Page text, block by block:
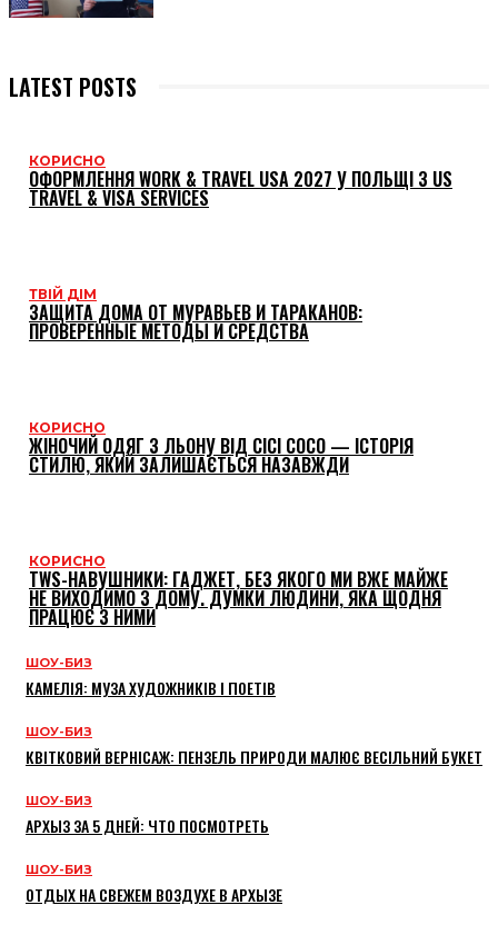
LATEST POSTS
КОРИСНО
ОФОРМЛЕННЯ WORK & TRAVEL USA 2027 У ПОЛЬЩІ З US
TRAVEL & VISA SERVICES
ТВІЙ ДІМ
ЗАЩИТА ДОМА ОТ МУРАВЬЕВ И ТАРАКАНОВ:
ПРОВЕРЕННЫЕ МЕТОДЫ И СРЕДСТВА
КОРИСНО
ЖІНОЧИЙ ОДЯГ З ЛЬОНУ ВІД CICI COCO — ІСТОРІЯ
СТИЛЮ, ЯКИЙ ЗАЛИШАЄТЬСЯ НАЗАВЖДИ
КОРИСНО
TWS-НАВУШНИКИ: ГАДЖЕТ, БЕЗ ЯКОГО МИ ВЖЕ МАЙЖЕ
НЕ ВИХОДИМО З ДОМУ. ДУМКИ ЛЮДИНИ, ЯКА ЩОДНЯ
ПРАЦЮЄ З НИМИ
ШОУ-БИЗ
КАМЕЛІЯ: МУЗА ХУДОЖНИКІВ І ПОЕТІВ
ШОУ-БИЗ
КВІТКОВИЙ ВЕРНІСАЖ: ПЕНЗЕЛЬ ПРИРОДИ МАЛЮЄ ВЕСІЛЬНИЙ БУКЕТ
ШОУ-БИЗ
АРХЫЗ ЗА 5 ДНЕЙ: ЧТО ПОСМОТРЕТЬ
ШОУ-БИЗ
ОТДЫХ НА СВЕЖЕМ ВОЗДУХЕ В АРХЫЗЕ